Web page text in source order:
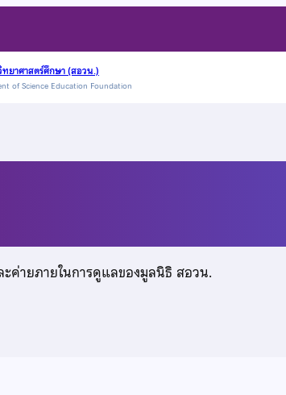
ยาศาสตร์ศึกษา (สอวน.)
of Science Education Foundation
ค่ายภายในการดูแลของมูลนิธิ สอวน.